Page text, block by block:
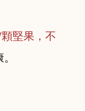
堅果，不